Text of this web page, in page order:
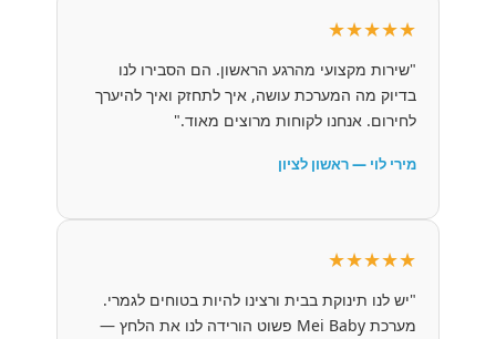
★★★★★
"שירות מקצועי מהרגע הראשון. הם הסבירו לנו
בדיוק מה המערכת עושה, איך לתחזק ואיך להיערך
לחירום. אנחנו לקוחות מרוצים מאוד."
מירי לוי — ראשון לציון
★★★★★
"יש לנו תינוקת בבית ורצינו להיות בטוחים לגמרי.
מערכת Mei Baby פשוט הורידה לנו את הלחץ —